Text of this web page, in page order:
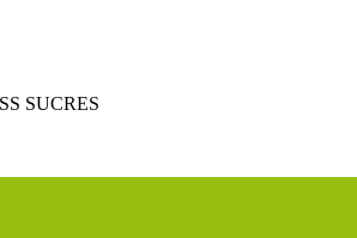
SUCRES